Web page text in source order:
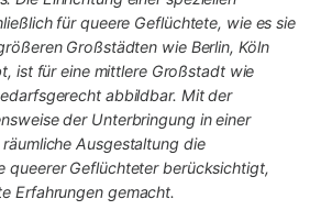
für queere Geflüchtete, wie es sie
Großstädten wie Berlin, Köln
ist für eine mittlere Großstadt wie
abbildbar. Mit der
der Unterbringung in einer
Ausgestaltung die
queerer Geflüchteter berücksichtigt,
Erfahrungen gemacht.